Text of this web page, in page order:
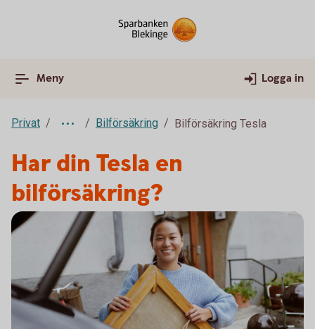
Meny Logga in
Privat Bilförsäkring Bilförsäkring Tesla
Har din Tesla en
bilförsäkring?